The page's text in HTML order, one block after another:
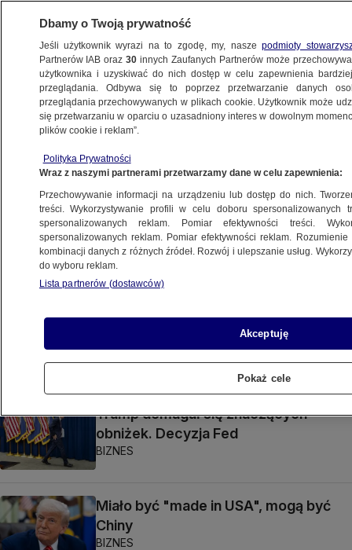
GOSPODARKA USA
Najwyższy poziom od niemal 100 lat.
Eksperci alarmują
BIZNES
"Jest głupi". Trump znów obraża
ŚWIAT
Zawarli porozumienie pokojowe.
Podpisali je w Waszyngtonie
Trump domagał się znaczących
obniżek. Decyzja Fed
BIZNES
Miało być "made in USA", mogą być
Chiny
BIZNES
Dbamy o Twoją prywatność
Jeśli użytkownik wyrazi na to zgodę, my, naszepodmioty
Partnerów IAB oraz30 innych Zaufanych Partnerów może
użytkownika i uzyskiwać do nich dostęp w celu zapewnienia
przeglądania. Odbywa się to poprzez przetwarzanie danych
przeglądania przechowywanych w plikach cookie. Użytkownik może
się przetwarzaniu w oparciu o uzasadniony interes w dowolnym
plików cookie i reklam”.
Polityka Prywatności
Wraz z naszymi partnerami przetwarzamy dane w celu zapewnienia:
Przechowywanie informacji na urządzeniu lub dostęp do nich.
treści. Wykorzystywanie profili w celu doboru spersonalizowanych
spersonalizowanych reklam. Pomiar efektywności treści.
spersonalizowanych reklam. Pomiar efektywności reklam.
kombinacji danych z różnych źródeł. Rozwój i ulepszanie usług.
do wyboru reklam.
Lista partnerów (dostawców)
Akceptuję
Pokaż cele